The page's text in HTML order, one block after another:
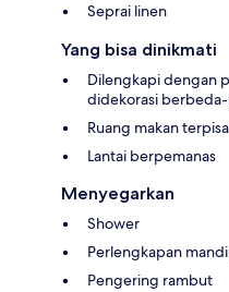
Seprai linen
Yang bisa dinikmati
Dilengkapi dengan
didekorasi
Ruang makan
Lantai berpemanas
Menyegarkan
Shower
Perlengkapan
Pengering rambut